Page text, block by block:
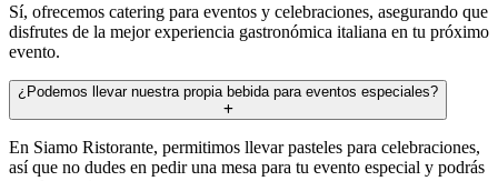
Sí, ofrecemos catering para eventos y celebraciones, asegurando que
disfrutes de la mejor experiencia gastronómica italiana en tu próximo
evento.
¿Podemos llevar nuestra propia bebida para eventos especiales?
En Siamo Ristorante, permitimos llevar pasteles para celebraciones,
así que no dudes en pedir una mesa para tu evento especial y podrás